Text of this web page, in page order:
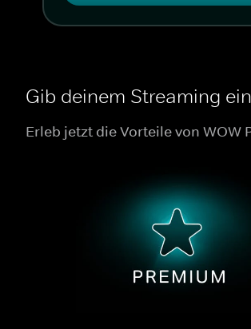
Gib deinem Streaming
Erleb jetzt die Vorteile von WOW